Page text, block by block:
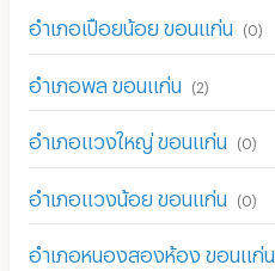
อำเภอเปือยน้อย ขอนแก่น (0)
อำเภอพล ขอนแก่น (2)
อำเภอแวงใหญ่ ขอนแก่น (0)
อำเภอแวงน้อย ขอนแก่น (0)
อำเภอหนองสองห้อง ขอนแก่น